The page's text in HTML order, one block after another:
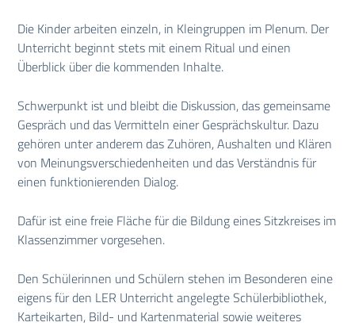
Die Kinder arbeiten einzeln, in Kleingruppen im Plenum. Der
Unterricht beginnt stets mit einem Ritual und einen
Überblick über die kommenden Inhalte.
Schwerpunkt ist und bleibt die Diskussion, das gemeinsame
Gespräch und das Vermitteln einer Gesprächskultur. Dazu
gehören unter anderem das Zuhören, Aushalten und Klären
von Meinungsverschiedenheiten und das Verständnis für
einen funktionierenden Dialog.
Dafür ist eine freie Fläche für die Bildung eines Sitzkreises im
Klassenzimmer vorgesehen.
Den Schülerinnen und Schülern stehen im Besonderen eine
eigens für den LER Unterricht angelegte Schülerbibliothek,
Karteikarten, Bild- und Kartenmaterial sowie weiteres